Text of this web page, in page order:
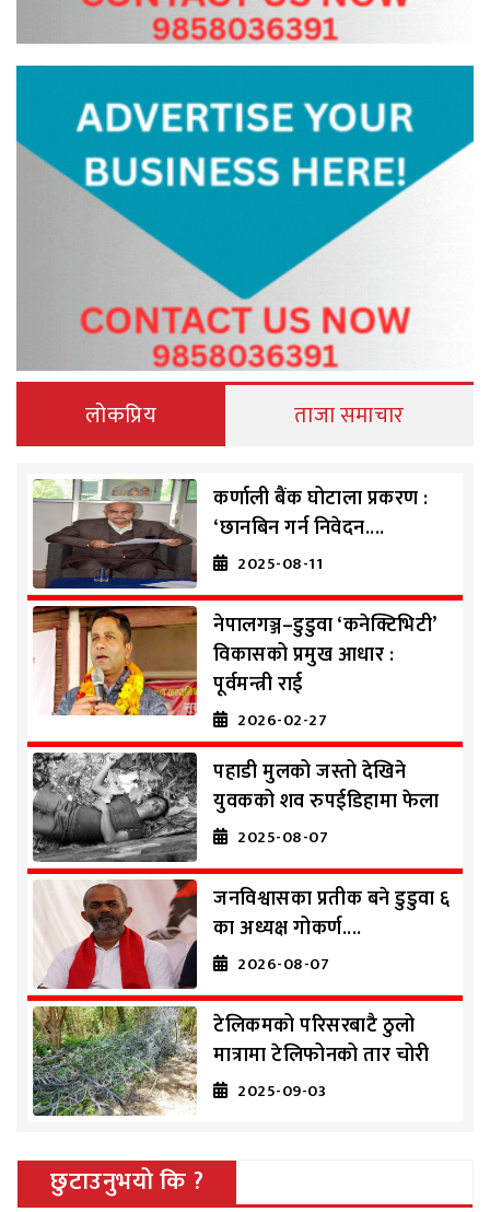
लोकप्रिय ताजा समाचार
कर्णाली बैंक घोटाला प्रकरण :
‘छानबिन गर्न निवेदन....
2025-08-11
नेपालगञ्ज–डुडुवा ‘कनेक्टिभिटी’
विकासको प्रमुख आधार :
पूर्वमन्त्री राई
2026-02-27
पहाडी मुलको जस्तो देखिने
युवकको शव रुपईडिहामा फेला
2025-08-07
जनविश्वासका प्रतीक बने डुडुवा ६
का अध्यक्ष गोकर्ण....
2026-08-07
टेलिकमको परिसरबाटै ठुलो
मात्रामा टेलिफोनको तार चोरी
2025-09-03
छुटाउनुभयो कि ?